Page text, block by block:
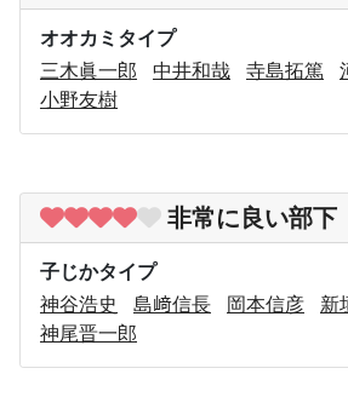
オオカミタイプ
三木眞一郎
中井和哉 寺島拓篤
小野友樹
非常に良い部下
子じかタイプ
神谷浩史
島﨑信長 岡本信彦 新
神尾晋一郎